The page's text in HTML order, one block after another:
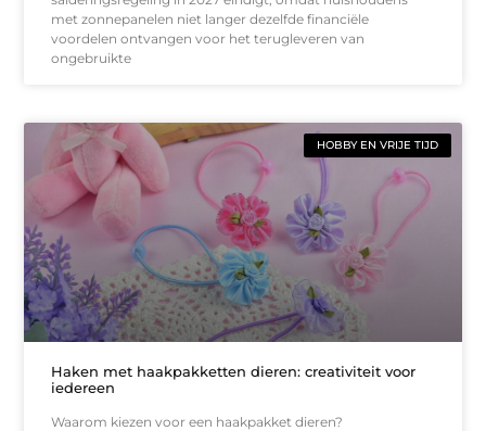
met zonnepanelen niet langer dezelfde financiële
voordelen ontvangen voor het terugleveren van
ongebruikte
HOBBY EN VRIJE TIJD
Haken met haakpakketten dieren: creativiteit voor
iedereen
Waarom kiezen voor een haakpakket dieren?